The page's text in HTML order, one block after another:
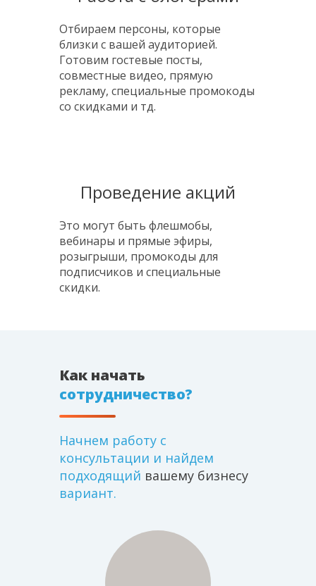
Отбираем персоны, которые
близки с вашей аудиторией.
Готовим гостевые посты,
совместные видео, прямую
рекламу, специальные промокоды
со скидками и тд.
Проведение акций
Это могут быть флешмобы,
вебинары и прямые эфиры,
розыгрыши, промокоды для
подписчиков и специальные
скидки.
Как начать
сотрудничество?
Начнем работу с
консультации и найдем
подходящий вашему бизнесу
вариант.